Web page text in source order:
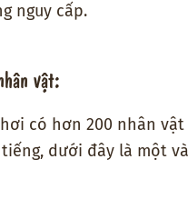
nguy cấp.
vật:
có hơn 200 nhân
dưới đây là một